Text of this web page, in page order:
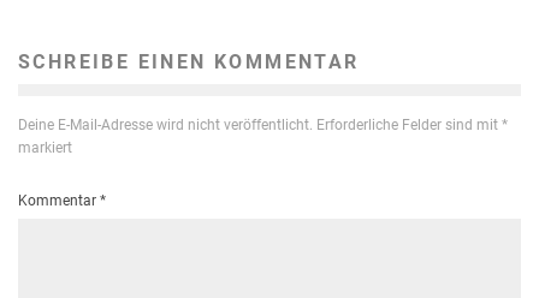
SCHREIBE EINEN KOMMENTAR
Deine E-Mail-Adresse wird nicht veröffentlicht. Erforderliche Felder sind mit *
markiert
Kommentar *